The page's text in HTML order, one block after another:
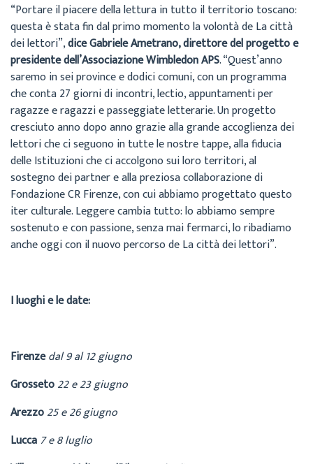
“Portare il piacere della lettura in tutto il territorio toscano:
questa è stata fin dal primo momento la volontà de La città
dei lettori”,dice Gabriele Ametrano, direttore del progetto e
presidente dell’Associazione Wimbledon APS. “Quest’anno
saremo in sei province e dodici comuni, con un programma
che conta 27 giorni di incontri, lectio, appuntamenti per
ragazze e ragazzi e passeggiate letterarie. Un progetto
cresciuto anno dopo anno grazie alla grande accoglienza dei
lettori che ci seguono in tutte le nostre tappe, alla fiducia
delle Istituzioni che ci accolgono sui loro territori, al
sostegno dei partner e alla preziosa collaborazione di
Fondazione CR Firenze, con cui abbiamo progettato questo
iter culturale. Leggere cambia tutto: lo abbiamo sempre
sostenuto e con passione, senza mai fermarci, lo ribadiamo
anche oggi con il nuovo percorso de La città dei lettori”.
I luoghi e le date:
Firenzedal 9 al 12 giugno
Grosseto22 e 23 giugno
Arezzo25 e 26 giugno
Lucca 7 e 8 luglio